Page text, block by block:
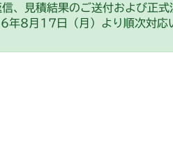
、見積結果のご送付および正
年8月17日（月）より順次対応